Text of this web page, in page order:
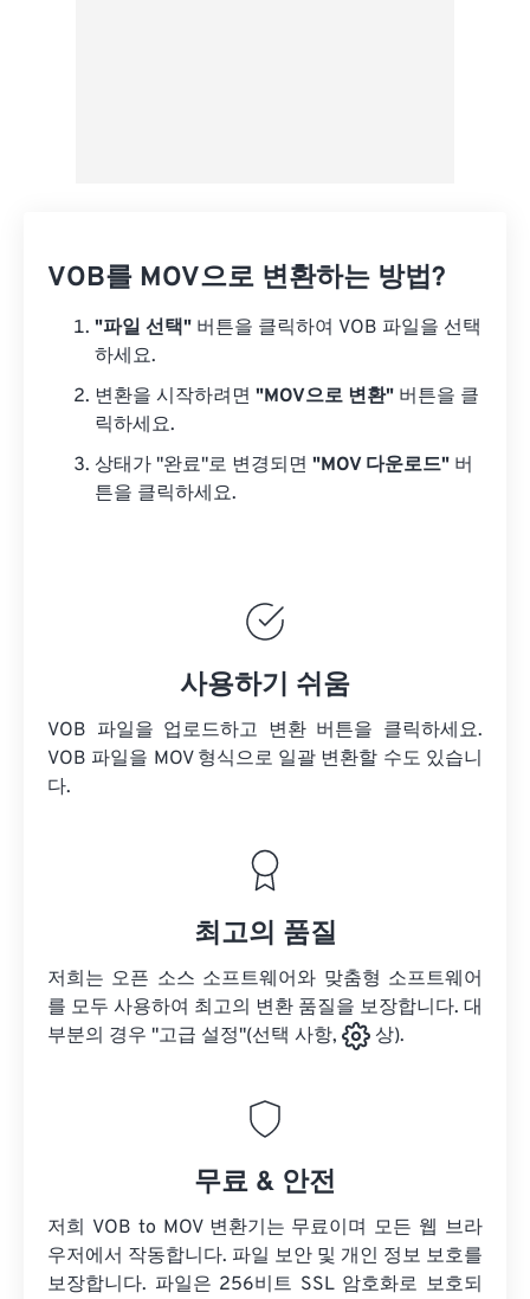
VOB를 MOV으로 변환하는 방법?
"파일 선택" 버튼을 클릭하여 VOB 파일을 선택
하세요.
변환을 시작하려면 "MOV으로 변환" 버튼을 클
릭하세요.
상태가 "완료"로 변경되면 "MOV 다운로드" 버
튼을 클릭하세요.
사용하기 쉬움
VOB 파일을 업로드하고 변환 버튼을 클릭하세요.
VOB 파일을 MOV 형식으로 일괄 변환할 수도 있습니
다.
최고의 품질
저희는 오픈 소스 소프트웨어와 맞춤형 소프트웨어
를 모두 사용하여 최고의 변환 품질을 보장합니다. 대
부분의 경우 "고급 설정"(선택 사항,
상).
무료 & 안전
저희 VOB to MOV 변환기는 무료이며 모든 웹 브라
우저에서 작동합니다. 파일 보안 및 개인 정보 보호를
보장합니다. 파일은 256비트 SSL 암호화로 보호되